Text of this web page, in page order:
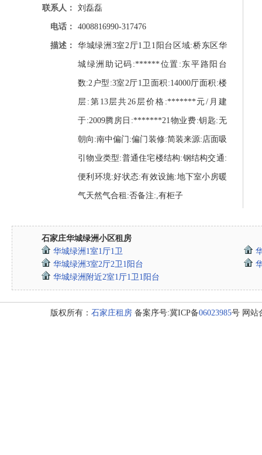
联系人： 刘磊磊
电话： 4008816990-317476
描述： 华城绿洲3室2厅1卫1阳台区域:桥东区华
城绿洲助记码:******位置:东平路阳台
数:2户型:3室2厅1卫面积:14000厅面积:楼
层:第13层共26层价格:*******元/月建
于:2009腾房日:*******21物业费:钥匙:无
朝向:南中偏门:偏门装修:简装来源:店面吸
引物业类型:普通住宅楼结构:钢结构交通:
便利环境:好状态:有效设施:地下室小房暖
气天然气合租:否备注:,有柜子
石家庄华城绿洲小区租房
华城绿洲1室1厅1卫
华城绿洲3室2厅2卫1阳台
华城绿洲附近2室1厅1卫1阳台
版权所有： 石家庄租房 备案序号:冀ICP备06023985号 网站